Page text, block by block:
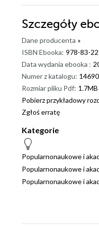
Szczegóły
Dane producenta »
ISBN Ebooka: 978-83-
Data wydania ebooka :
Numer z katalogu:
Rozmiar pliku Pdf: 1.7MB
Pobierz przykładowy
Zgłoś erratę
Kategorie
Popularnonaukowe i
Popularnonaukowe i
Popularnonaukowe i